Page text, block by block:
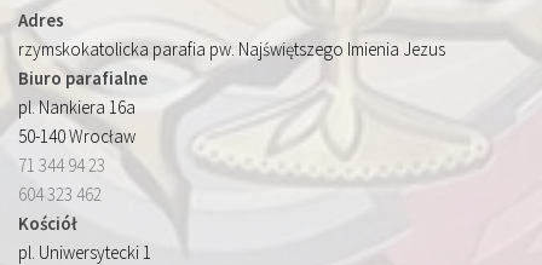
Adres
rzymskokatolicka parafia pw. Najświętszego Imienia Jezus
Biuro parafialne
pl. Nankiera 16a
50-140 Wrocław
71 344 94 23
604 323 462
Kościół
pl. Uniwersytecki 1